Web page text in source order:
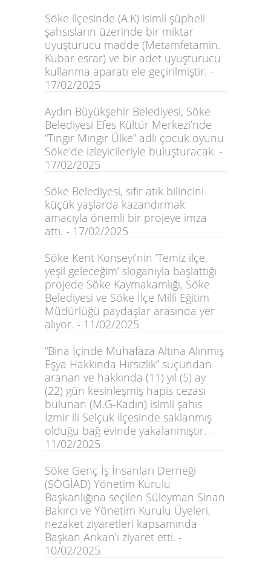
Söke ilçesinde (A.K) isimli şüpheli
şahsısların üzerinde bir miktar
uyuşturucu madde (Metamfetamin.
Kubar esrar) ve bir adet uyuşturucu
kullanma aparatı ele geçirilmiştir. -
17/02/2025
Aydın Büyükşehir Belediyesi, Söke
Belediyesi Efes Kültür Merkezi’nde
“Tıngır Mıngır Ülke” adlı çocuk oyunu
Söke’de izleyicileriyle buluşturacak. -
17/02/2025
Söke Belediyesi, sıfır atık bilincini
küçük yaşlarda kazandırmak
amacıyla önemli bir projeye imza
attı. - 17/02/2025
Söke Kent Konseyi’nin ‘Temiz ilçe,
yeşil geleceğim’ sloganıyla başlattığı
projede Söke Kaymakamlığı, Söke
Belediyesi ve Söke İlçe Milli Eğitim
Müdürlüğü paydaşlar arasında yer
alıyor. - 11/02/2025
“Bina İçinde Muhafaza Altına Alınmış
Eşya Hakkında Hırsızlık” suçundan
aranan ve hakkında (11) yıl (5) ay
(22) gün kesinleşmiş hapis cezası
bulunan (M.G-Kadın) isimli şahıs
İzmir ili Selçuk ilçesinde saklanmış
olduğu bağ evinde yakalanmıştır. -
11/02/2025
Söke Genç İş İnsanları Derneği
(SÖGİAD) Yönetim Kurulu
Başkanlığına seçilen Süleyman Sinan
Bakırcı ve Yönetim Kurulu Üyeleri,
nezaket ziyaretleri kapsamında
Başkan Arıkan’ı ziyaret etti. -
10/02/2025